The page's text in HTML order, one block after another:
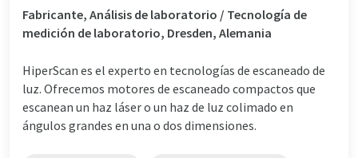
Fabricante, Análisis de laboratorio / Tecnología de
medición de laboratorio, Dresden, Alemania
HiperScan es el experto en tecnologías de escaneado de
luz. Ofrecemos motores de escaneado compactos que
escanean un haz láser o un haz de luz colimado en
ángulos grandes en una o dos dimensiones.